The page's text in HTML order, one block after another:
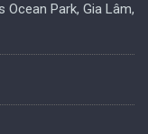
Park, Gia Lâm,